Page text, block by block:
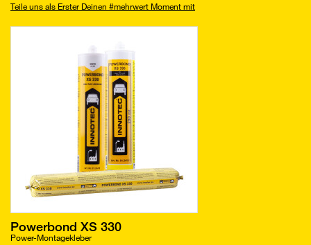
Teile uns als Erster Deinen #mehrwert Moment mit
Powerbond XS 330
Power-Montagekleber